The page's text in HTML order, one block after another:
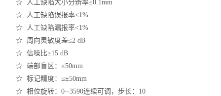
☆ 人工缺陷大小分辨率≤0.1mm
☆ 人工缺陷误报率<1%
☆ 人工缺陷漏报率<1%
☆ 周向灵敏度差≤2 dB
☆ 信噪比≥15 dB
☆ 端部盲区：≤50mm
☆ 标记精度：≤±50mm
☆ 相位旋转：0--3590连续可调，步长：10